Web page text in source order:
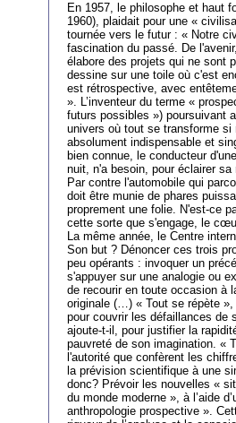
En 1957, le philosophe et haut
1960), plaidait pour une «
tournée vers le futur : « Notre
fascination du passé. De
élabore des projets qui ne sont
dessine sur une toile où c'est
est rétrospective, avec
». L’inventeur du terme «
futurs possibles ») poursuivant
univers où tout se transforme
absolument indispensable et
bien connue, le conducteur
nuit, n'a besoin, pour éclairer
Par contre l'automobile qui
doit être munie de phares
proprement une folie. N'est-ce
cette sorte que s'engage, le
La même année, le Centre
Son but ? Dénoncer ces trois
peu opérants : invoquer un
s'appuyer sur une analogie ou
de recourir en toute occasion à
originale (…) « Tout se répète
pour couvrir les défaillances de
ajoute-t-il, pour justifier la
pauvreté de son imagination. «
l'autorité que confèrent les
la prévision scientifique à une
donc? Prévoir les nouvelles «
du monde moderne », à l’aide
anthropologie prospective ».